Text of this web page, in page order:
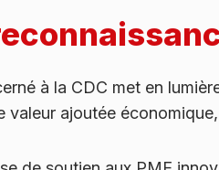
à la CDC met en
valeur ajoutée